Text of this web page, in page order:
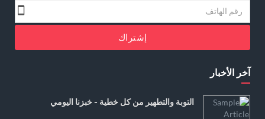
إشتراك
آخر الأخبار
التوبة والتطهير من كل خطية - خبزنا اليومي